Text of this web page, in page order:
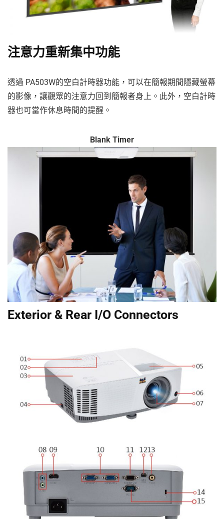
注意力重新集中功能
透過 PA503W的空白計時器功能，可以在簡報期間隱藏螢幕
的影像，讓觀眾的注意力回到簡報者身上。此外，空白計時
器也可當作休息時間的提醒。
Blank Timer
Exterior & Rear I/O Connectors